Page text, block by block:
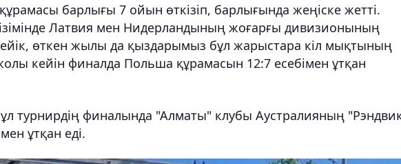
барлығы 7 ойын өткізіп, барлығында жеңіске жетті.
Латвия мен Нидерландының жоғарғы дивизионының
өткен жылы да қыздарымыз бұл жарыстара кіл мықтының
кейін финалда Польша құрамасын 12:7 есебімен ұтқан
турнирдің финалында "Алматы" клубы Аустралияның
ұтқан еді.